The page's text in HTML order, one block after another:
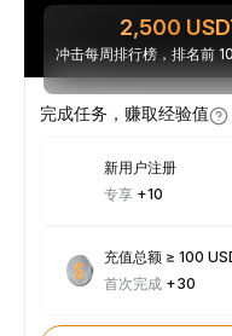
2,500
冲击每周排行榜，排名前
完成任务，赚取经验值
新用户注册
专享 +10
充值总额 ≥ 100
首次完成 +30